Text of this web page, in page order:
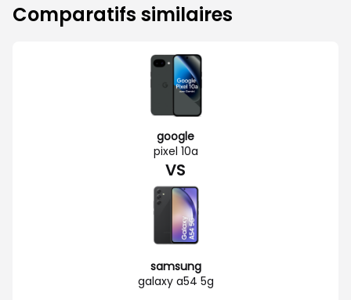
Comparatifs similaires
google
pixel 10a
VS
samsung
galaxy a54 5g